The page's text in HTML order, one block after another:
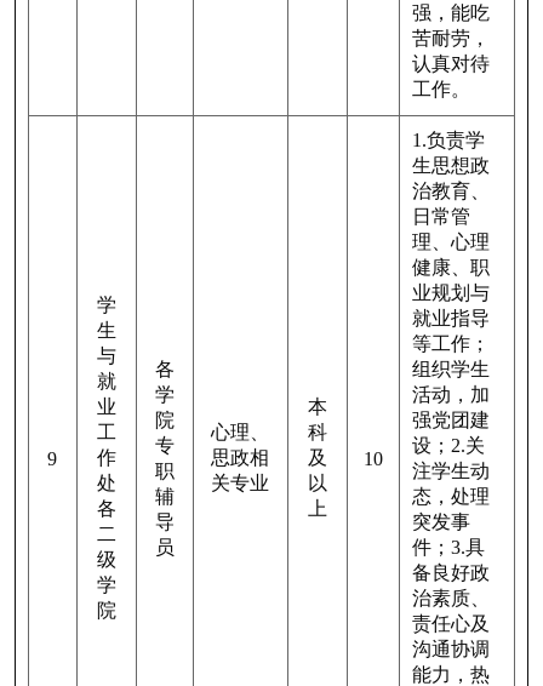
强，能吃
苦耐劳，
认真对待
工作。
9
学
生
与
就
业
工
作
处
各
二
级
学
院
各
学
院
专
职
辅
导
员
心理、
思政相
关专业
本
科
及
以
上
10
1.负责学
生思想政
治教育、
日常管
理、心理
健康、职
业规划与
就业指导
等工作；
组织学生
活动，加
强党团建
设；2.关
注学生动
态，处理
突发事
件；3.具
备良好政
治素质、
责任心及
沟通协调
能力，热